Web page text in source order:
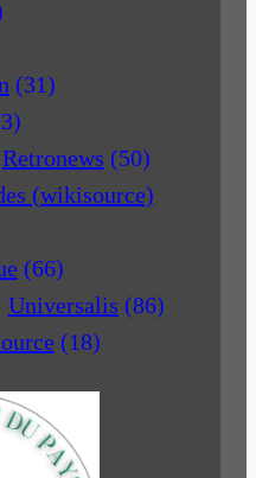
(31)
Retronews (50)
(wikisource)
(66)
Universalis (86)
(18)